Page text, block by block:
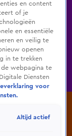
Bondgenoten
en content
of je
en essentiële
en veilig te
openen
in te trekken
webpagina te
Diensten
voor
Altijd actief